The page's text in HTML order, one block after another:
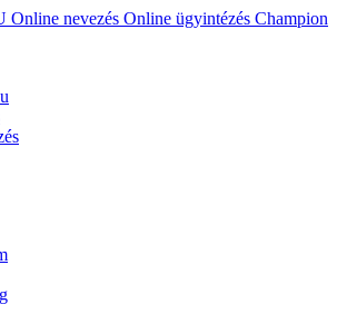
Online nevezés Online ügyintézés Champion